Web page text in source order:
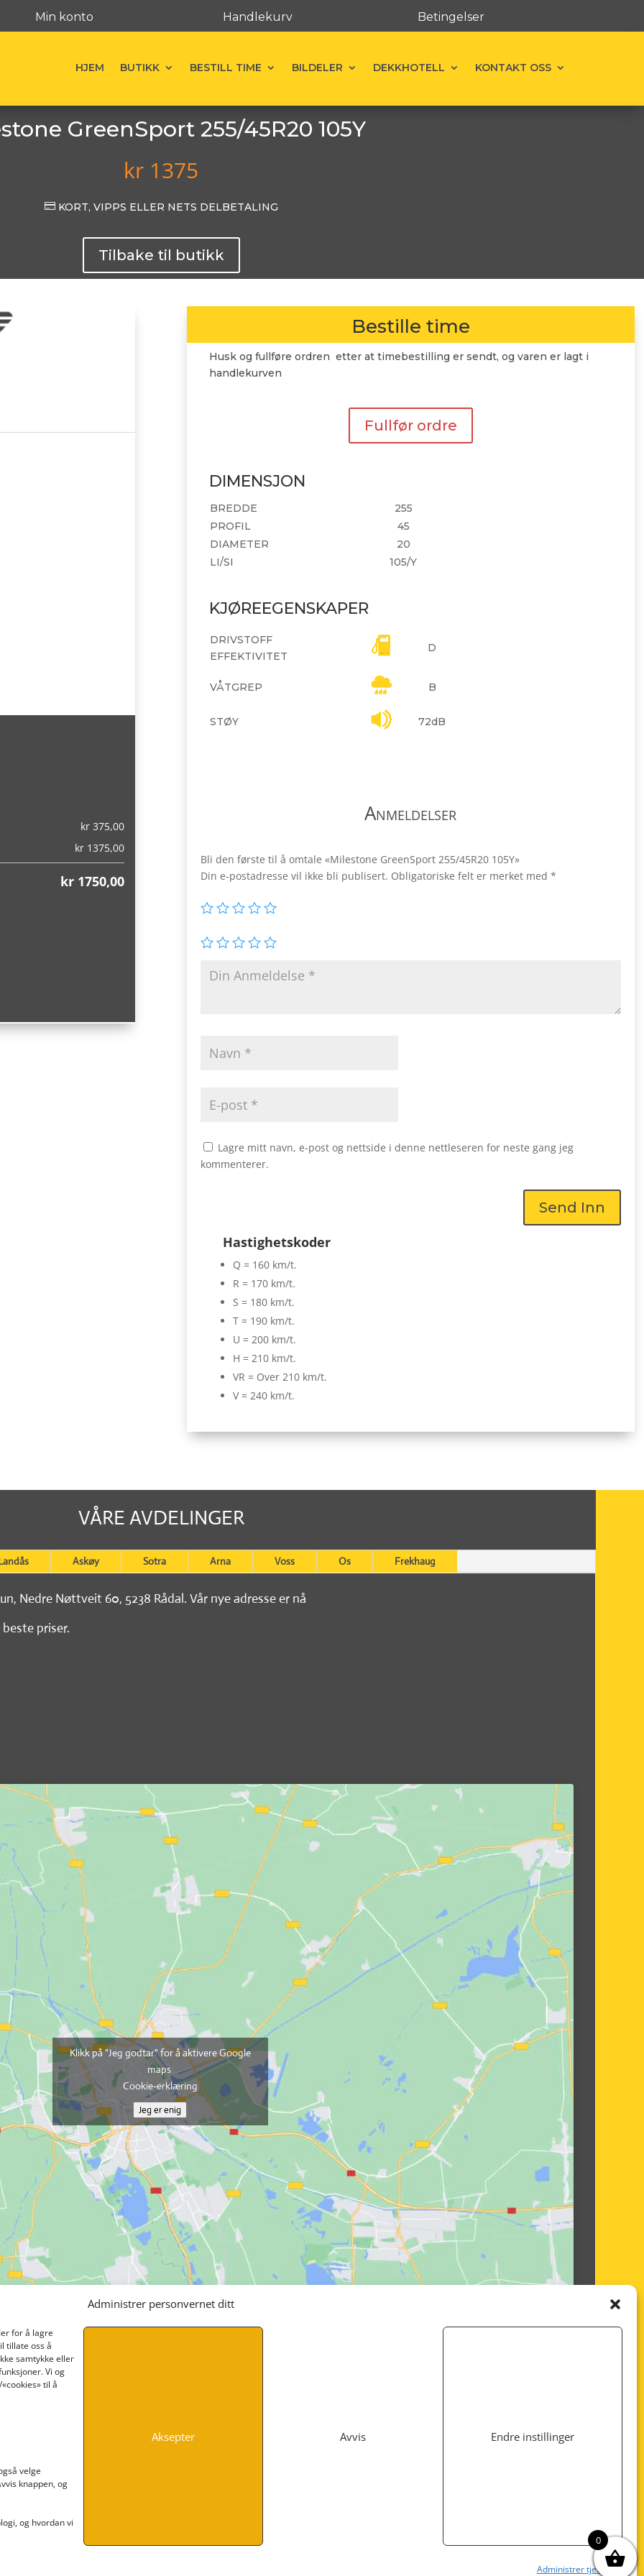
Administrer personvernet ditt
for å lagre
tillate oss å
samtykke eller
Vi og
til å
velge
knappen, og
og hvordan vi
Administrer tjenester
Aksepter Avvis Endre instillinger
Min konto Handlekurv Betingelser
HJEM BUTIKK BESTILL TIME BILDELER DEKKHOTELL KONTAKT OSS
GreenSport 255/45R20 105Y
kr 1375
KORT, VIPPS ELLER NETS DELBETALING
Tilbake til butikk
kr 375,00
kr 1375,00
kr 1750,00
Bestille time
Husk og fullføre ordren etter at timebestilling er sendt, og varen er lagt i
handlekurven
Fullfør ordre
DIMENSJON
BREDDE
255
PROFIL
45
DIAMETER
20
LI/SI
105/Y
KJØREEGENSKAPER
DRIVSTOFF
EFFEKTIVITET
D
VÅTGREP B
STØY 72dB
Anmeldelser
Bli den første til å omtale «Milestone GreenSport 255/45R20 105Y»
Din e-postadresse vil ikke bli publisert. Obligatoriske felt er merket med *
Lagre mitt navn, e-post og nettside i denne nettleseren for neste gang jeg
kommenterer.
Send Inn
Hastighetskoder
Q = 160 km/t.
R = 170 km/t.
S = 180 km/t.
T = 190 km/t.
U = 200 km/t.
H = 210 km/t.
VR = Over 210 km/t.
V = 240 km/t.
VÅRE AVDELINGER
Askøy Sotra Arna Voss Os Frekhaug
Nedre Nøttveit 60, 5238 Rådal. Vår nye adresse er nå
priser.
Klikk på "Jeg godtar" for å aktivere Google
maps
Cookie-erklæring
Jeg er enig
INFORMASJON
0